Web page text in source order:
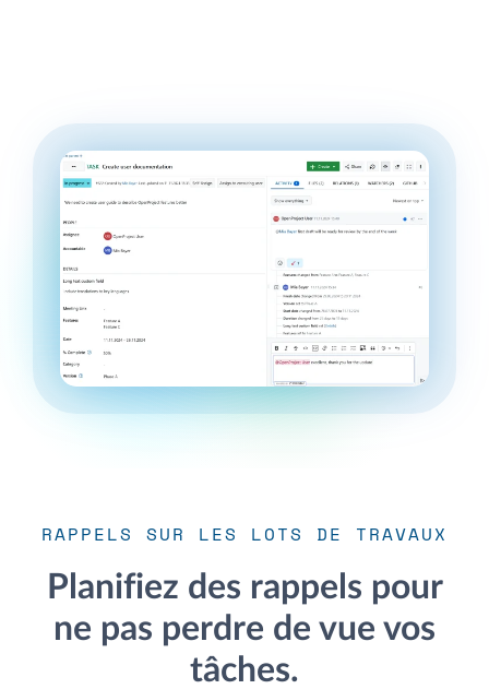
RAPPELS SUR LES LOTS DE TRAVAUX
Planifiez des rappels pour
ne pas perdre de vue vos
tâches.